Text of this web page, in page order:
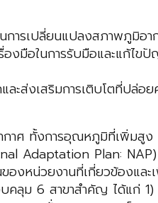
ารเปลี่ยนแปลงสภาพภูมิอ
มือในการรับมือและแก้ไ
ส่งเสริมการเติบโตที่ปล่อ
าศ ทั้งการอุณหภูมิที่เพิ่มสู
Adaptation Plan: NAP)
งหน่วยงานที่เกี่ยวข้องแล
ลุม 6 สาขาสำคัญ ได้แก่